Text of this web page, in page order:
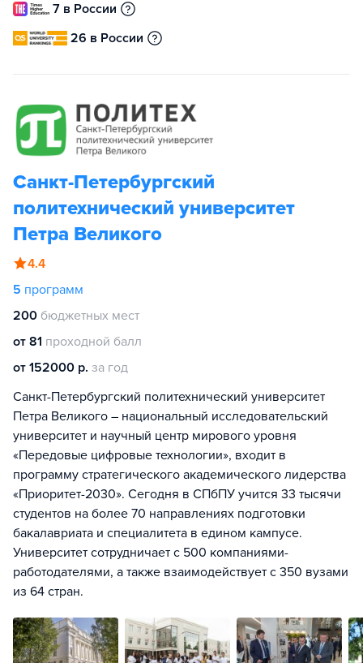
7 в России
26 в России
Санкт-Петербургский
политехнический университет
Петра Великого
4.4
5 программ
200 бюджетных мест
от 81 проходной балл
от 152000 р. за год
Санкт-Петербургский политехнический университет
Петра Великого – национальный исследовательский
университет и научный центр мирового уровня
«Передовые цифровые технологии», входит в
программу стратегического академического лидерства
«Приоритет-2030». Сегодня в СПбПУ учится 33 тысячи
студентов на более 70 направлениях подготовки
бакалавриата и специалитета в едином кампусе.
Университет сотрудничает с 500 компаниями-
работодателями, а также взаимодействует с 350 вузами
из 64 стран.